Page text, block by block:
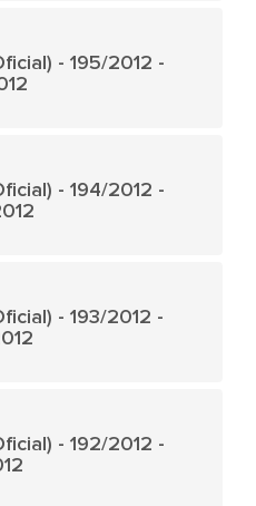
- 195/2012 -
- 194/2012 -
- 193/2012 -
- 192/2012 -